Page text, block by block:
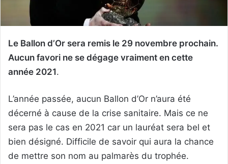
Le Ballon d’Or sera remis le 29 novembre prochain.
Aucun favori ne se dégage vraiment en cette
année 2021.
L’année passée, aucun Ballon d’Or n’aura été
décerné à cause de la crise sanitaire. Mais ce ne
sera pas le cas en 2021 car un lauréat sera bel et
bien désigné. Difficile de savoir qui aura la chance
de mettre son nom au palmarès du trophée.